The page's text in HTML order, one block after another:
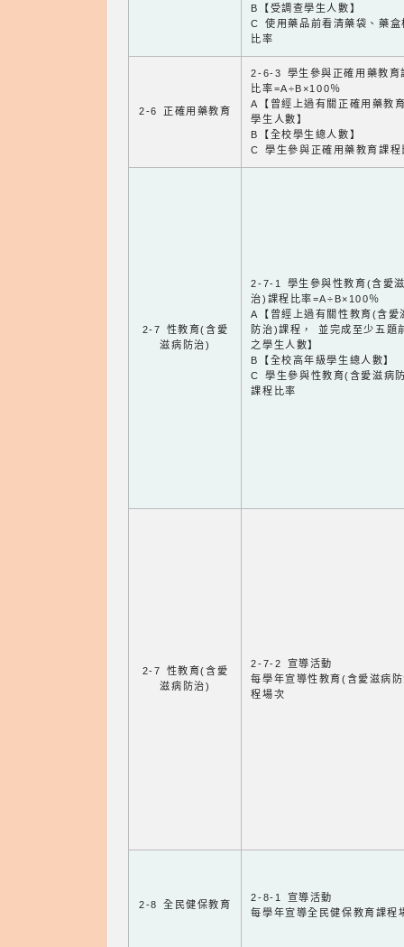
B【受調查學生人數】
C 使用藥品前看清藥袋、藥盒
比率
2-6 正確用藥教育
2-6-3 學生參與正確用藥教育
比率=A÷B×100％
A【曾經上過有關正確用藥教
學生人數】
B【全校學生總人數】
C 學生參與正確用藥教育課程
2-7 性教育(含愛
滋病防治)
2-7-1 學生參與性教育(含愛
治)課程比率=A÷B×100％
A【曾經上過有關性教育(含愛
防治)課程， 並完成至少五題
之學生人數】
B【全校高年級學生總人數】
C 學生參與性教育(含愛滋病
課程比率
2-7 性教育(含愛
滋病防治)
2-7-2 宣導活動
每學年宣導性教育(含愛滋病
程場次
2-8 全民健保教育
2-8-1 宣導活動
每學年宣導全民健保教育課程